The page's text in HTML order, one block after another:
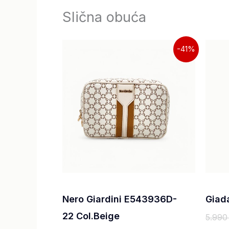
Slična obuća
-41%
Nero Giardini E543936D-
22 Col.Beige
bila:
16.990,00 RSD.
Trenutna
5.990